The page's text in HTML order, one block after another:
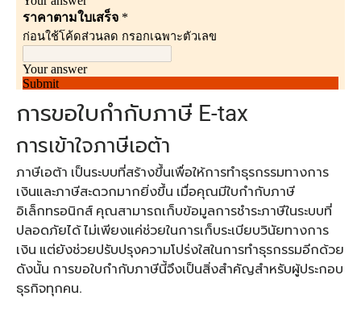
การขอใบกำกับภาษี E-tax
การเข้าใจภาษีเอต้า
ภาษีเอต้า เป็นระบบที่สร้างขึ้นเพื่อให้การทำธุรกรรมทางการ
เงินและภาษีสะดวกมากยิ่งขึ้น เมื่อคุณมีใบกำกับภาษี
อิเล็กทรอนิกส์ คุณสามารถเก็บข้อมูลการชำระภาษีในระบบที่
ปลอดภัยได้ ไม่เพียงแค่ช่วยในการเก็บระเบียบวินัยทางการ
เงิน แต่ยังช่วยปรับปรุงความโปร่งใสในการทำธุรกรรมอีกด้วย
ดังนั้น การขอใบกำกับภาษีนี้จึงเป็นสิ่งสำคัญสำหรับผู้ประกอบ
ธุรกิจทุกคน.